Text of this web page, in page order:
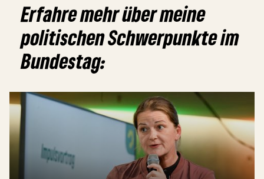
Erfahre mehr über meine
politischen Schwerpunkte im
Bundestag: